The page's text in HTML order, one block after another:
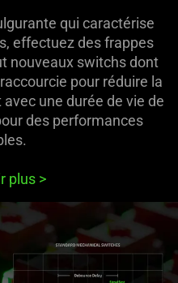
qui caractérise
effectuez des frappes
nouveaux switchs dont
pour réduire la
une durée de vie de
des performances
plus >